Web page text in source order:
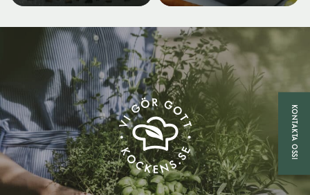
KONTAKTA OSS!